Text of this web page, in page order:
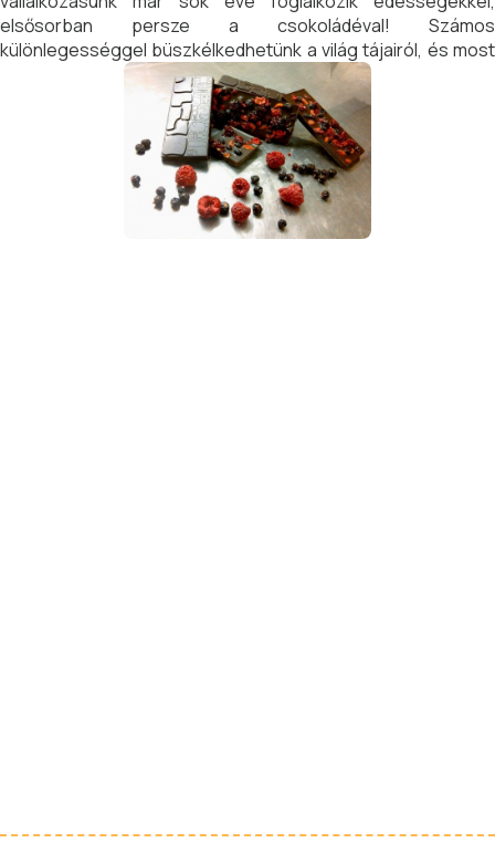
elsősorban persze a csokoládéval! Számos
különlegességgel büszkélkedhetünk a világ tájairól, és most
már saját kézműves készítésű Maya csokoládécsaládunkat
is útjára bocsájtottuk.